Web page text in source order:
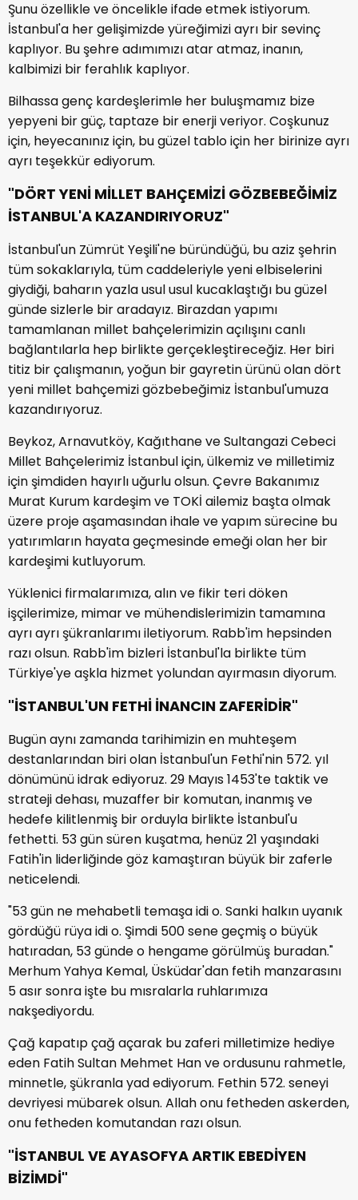
Şunu özellikle ve öncelikle ifade etmek istiyorum.
İstanbul'a her gelişimizde yüreğimizi ayrı bir sevinç
kaplıyor. Bu şehre adımımızı atar atmaz, inanın,
kalbimizi bir ferahlık kaplıyor.
Bilhassa genç kardeşlerimle her buluşmamız bize
yepyeni bir güç, taptaze bir enerji veriyor. Coşkunuz
için, heyecanınız için, bu güzel tablo için her birinize ayrı
ayrı teşekkür ediyorum.
"DÖRT YENİ MİLLET BAHÇEMİZİ GÖZBEBEĞİMİZ
İSTANBUL'A KAZANDIRIYORUZ"
İstanbul'un Zümrüt Yeşili'ne büründüğü, bu aziz şehrin
tüm sokaklarıyla, tüm caddeleriyle yeni elbiselerini
giydiği, baharın yazla usul usul kucaklaştığı bu güzel
günde sizlerle bir aradayız. Birazdan yapımı
tamamlanan millet bahçelerimizin açılışını canlı
bağlantılarla hep birlikte gerçekleştireceğiz. Her biri
titiz bir çalışmanın, yoğun bir gayretin ürünü olan dört
yeni millet bahçemizi gözbebeğimiz İstanbul'umuza
kazandırıyoruz.
Beykoz, Arnavutköy, Kağıthane ve Sultangazi Cebeci
Millet Bahçelerimiz İstanbul için, ülkemiz ve milletimiz
için şimdiden hayırlı uğurlu olsun. Çevre Bakanımız
Murat Kurum kardeşim ve TOKİ ailemiz başta olmak
üzere proje aşamasından ihale ve yapım sürecine bu
yatırımların hayata geçmesinde emeği olan her bir
kardeşimi kutluyorum.
Yüklenici firmalarımıza, alın ve fikir teri döken
işçilerimize, mimar ve mühendislerimizin tamamına
ayrı ayrı şükranlarımı iletiyorum. Rabb'im hepsinden
razı olsun. Rabb'im bizleri İstanbul'la birlikte tüm
Türkiye'ye aşkla hizmet yolundan ayırmasın diyorum.
"İSTANBUL'UN FETHİ İNANCIN ZAFERİDİR"
Bugün aynı zamanda tarihimizin en muhteşem
destanlarından biri olan İstanbul'un Fethi'nin 572. yıl
dönümünü idrak ediyoruz. 29 Mayıs 1453'te taktik ve
strateji dehası, muzaffer bir komutan, inanmış ve
hedefe kilitlenmiş bir orduyla birlikte İstanbul'u
fethetti. 53 gün süren kuşatma, henüz 21 yaşındaki
Fatih'in liderliğinde göz kamaştıran büyük bir zaferle
neticelendi.
"53 gün ne mehabetli temaşa idi o. Sanki halkın uyanık
gördüğü rüya idi o. Şimdi 500 sene geçmiş o büyük
hatıradan, 53 günde o hengame görülmüş buradan."
Merhum Yahya Kemal, Üsküdar'dan fetih manzarasını
5 asır sonra işte bu mısralarla ruhlarımıza
nakşediyordu.
Çağ kapatıp çağ açarak bu zaferi milletimize hediye
eden Fatih Sultan Mehmet Han ve ordusunu rahmetle,
minnetle, şükranla yad ediyorum. Fethin 572. seneyi
devriyesi mübarek olsun. Allah onu fetheden askerden,
onu fetheden komutandan razı olsun.
"İSTANBUL VE AYASOFYA ARTIK EBEDİYEN
BİZİMDİ"